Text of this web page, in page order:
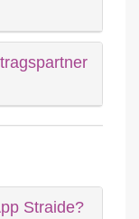
Straide?